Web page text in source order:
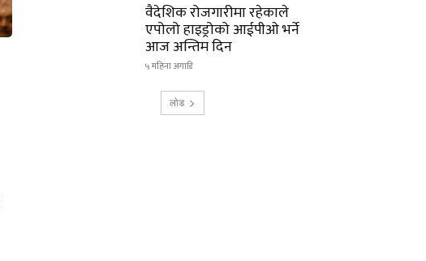
वैदेशिक रोजगारीमा रहेकाले
एपोलो हाइड्रोको आईपीओ भर्ने
आज अन्तिम दिन
५ महिना अगाडि
लोड